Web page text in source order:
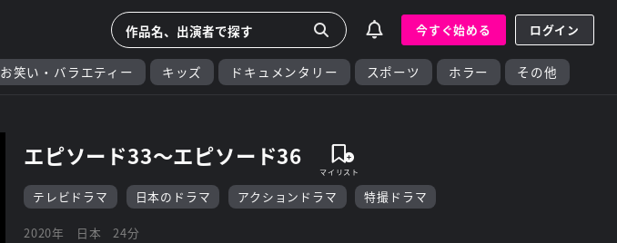
今すぐ始める ログイン
お笑い・バラエティー キッズ ドキュメンタリー スポーツ ホラー その他
エピソード33～エピソード36
テレビドラマ 日本のドラマ アクションドラマ 特撮ドラマ
2020年 日本 24分